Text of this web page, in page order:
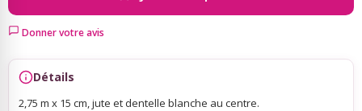
Donner votre avis
Détails
2,75 m x 15 cm, jute et dentelle blanche au centre.